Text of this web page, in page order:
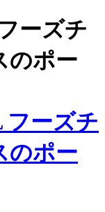
ーズチ
のポー